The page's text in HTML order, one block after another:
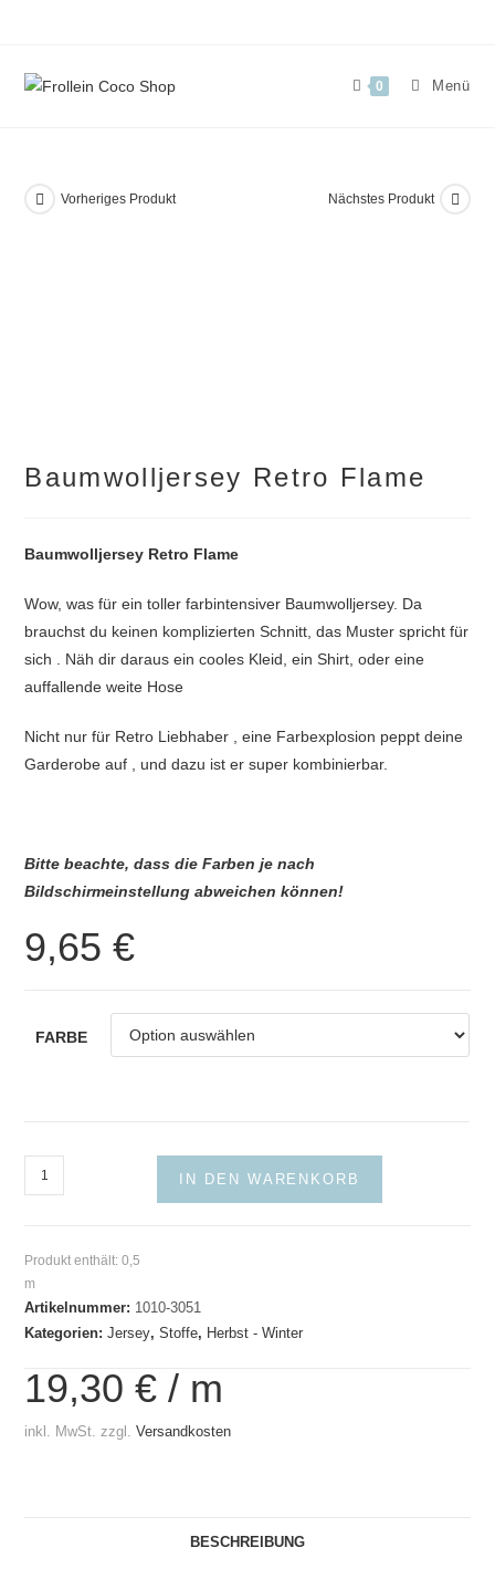
0 Menü
Vorheriges Produkt Nächstes Produkt
Baumwolljersey Retro Flame
Baumwolljersey Retro Flame
Wow, was für ein toller farbintensiver Baumwolljersey. Da
brauchst du keinen komplizierten Schnitt, das Muster spricht für
sich . Näh dir daraus ein cooles Kleid, ein Shirt, oder eine
auffallende weite Hose
Nicht nur für Retro Liebhaber , eine Farbexplosion peppt deine
Garderobe auf , und dazu ist er super kombinierbar.
Bitte beachte, dass die Farben je nach
Bildschirmeinstellung abweichen können!
9,65€
FARBE
Baumwolljersey
Retro
Menge
IN DEN WARENKORB
Produkt enthält: 0,5
m
Artikelnummer: 1010-3051
Kategorien:Jersey,Stoffe, Herbst - Winter
19,30€ / m
inkl. MwSt. zzgl.Versandkosten
BESCHREIBUNG